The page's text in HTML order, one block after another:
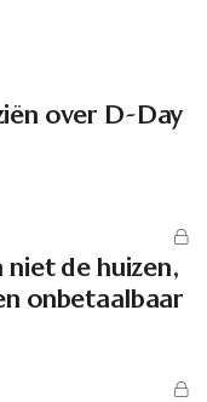
over D-Day
de huizen,
onbetaalbaar